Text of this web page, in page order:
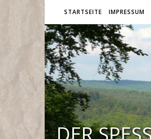
STARTSEITE IMPRESSUM